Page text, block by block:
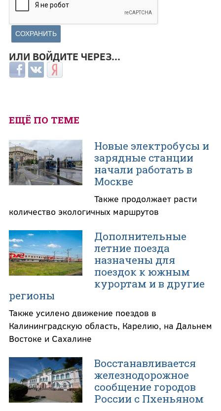
ИЛИ ВОЙДИТЕ ЧЕРЕЗ...
Login with Facebook
Login with ВКонтакте
Login with Яндекс
ЕЩЁ ПО ТЕМЕ
Новые электробусы и
зарядные станции
начали работать в
Москве
Также продолжает расти
количество экологичных маршрутов
Дополнительные
летние поезда
назначены для
поездок к южным
курортам и в другие
регионы
Также усилено движение поездов в
Калининградскую область, Карелию, на Дальнем
Востоке и Сахалине
Восстанавливается
железнодорожное
сообщение городов
России с Пхеньяном